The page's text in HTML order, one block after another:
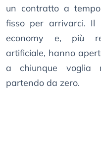
un contratto a
fisso per arrivarci. Il
economy e, più
artificiale, hanno
a chiunque voglia
partendo da zero.